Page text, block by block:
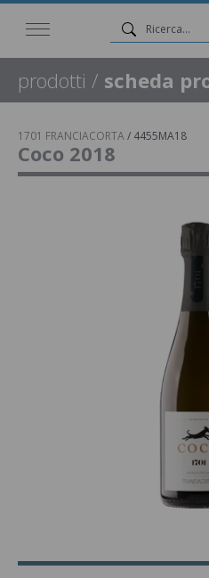
prodotti / scheda
1701 FRANCIACORTA/ 4455MA18
Coco 2018